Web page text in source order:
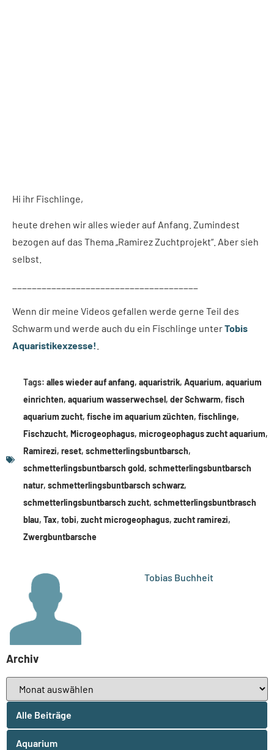
Hi ihr Fischlinge,
heute drehen wir alles wieder auf Anfang. Zumindest
bezogen auf das Thema „Ramirez Zuchtprojekt“. Aber sieh
selbst.
Wenn dir meine Videos gefallen werde gerne Teil des
Schwarm und werde auch du ein Fischlinge unterTobis
Aquaristikexzesse!
Tags: alles wieder auf anfang, aquaristrik, Aquarium, aquarium
einrichten, aquarium wasserwechsel, der Schwarm, fisch
aquarium zucht, fische im aquarium züchten, fischlinge,
Fischzucht, Microgeophagus, microgeophagus zucht aquarium,
Ramirezi, reset, schmetterlingsbuntbarsch,
schmetterlingsbuntbarsch gold, schmetterlingsbuntbarsch
natur, schmetterlingsbuntbarsch schwarz,
schmetterlingsbuntbarsch zucht, schmetterlingsbuntbrasch
blau, Tax, tobi, zucht microgeophagus, zucht ramirezi,
Zwergbuntbarsche
Tobias Buchheit
Archiv
Alle Beiträge
Aquarium